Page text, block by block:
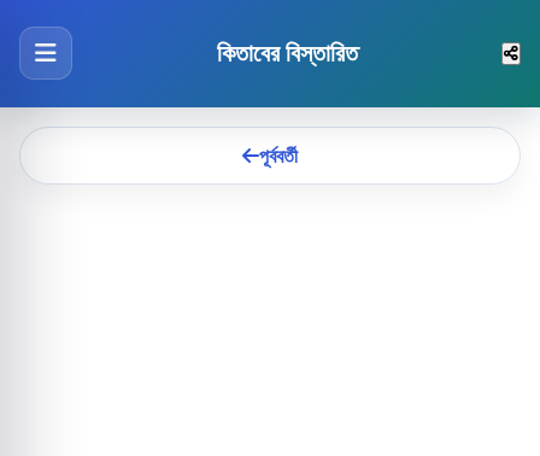
কিতাবের বিস্তারিত
পূর্ববর্তী